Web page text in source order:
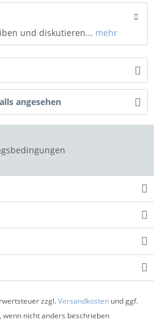
und diskutieren... mehr
angesehen
zzgl.Versandkosten und ggf.
nicht anders beschrieben